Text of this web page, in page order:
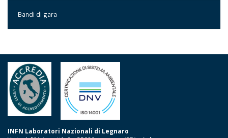
Bandi di gara
INFN Laboratori Nazionali di Legnaro